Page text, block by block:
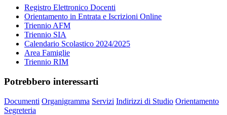
Registro Elettronico Docenti
Orientamento in Entrata e Iscrizioni Online
Triennio AFM
Triennio SIA
Calendario Scolastico 2024/2025
Area Famiglie
Triennio RIM
Potrebbero interessarti
Documenti Organigramma Servizi Indirizzi di Studio Orientamento
Segreteria